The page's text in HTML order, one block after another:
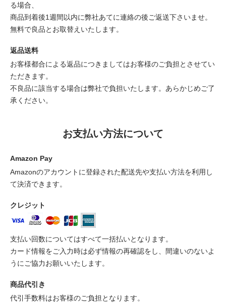
る場合、
商品到着後1週間以内に弊社あてに連絡の後ご返送下さいませ。
無料で良品とお取替えいたします。
返品送料
お客様都合による返品につきましてはお客様のご負担とさせてい
ただきます。
不良品に該当する場合は弊社で負担いたします。あらかじめご了
承ください。
お支払い方法について
Amazon Pay
Amazonのアカウントに登録された配送先や支払い方法を利用し
て決済できます。
クレジット
支払い回数についてはすべて一括払いとなります。
カード情報をご入力時は必ず情報の再確認をし、間違いのないよ
うにご協力お願いいたします。
商品代引き
代引手数料はお客様のご負担となります。